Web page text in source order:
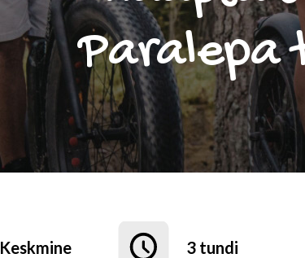
Paralepa
Keskmine 3 tundi